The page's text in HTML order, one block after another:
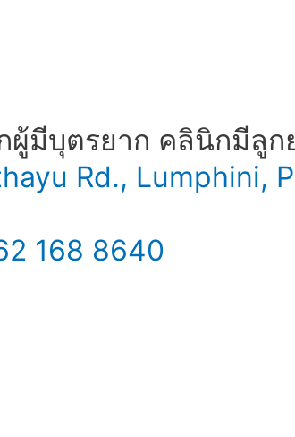
ผู้มีบุตรยาก คลินิกมีลูก
Rd., Lumphini,
168 8640